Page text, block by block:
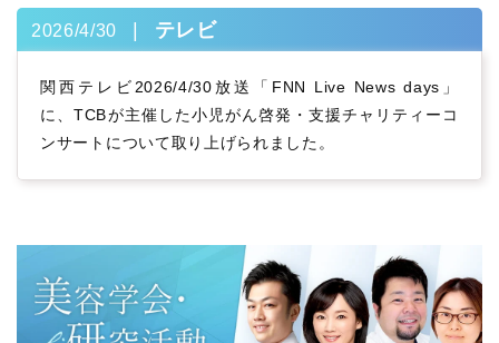
2026/4/30 テレビ
関西テレビ2026/4/30放送「FNN Live News days」
に、TCBが主催した小児がん啓発・支援チャリティーコ
ンサートについて取り上げられました。